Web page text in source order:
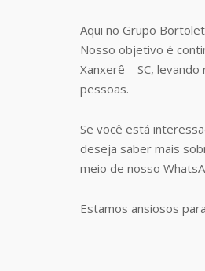
Aqui no Grupo
Nosso objetivo é
Xanxerê – SC,
pessoas.
Se você está
deseja saber mais
meio de nosso
Estamos ansiosos